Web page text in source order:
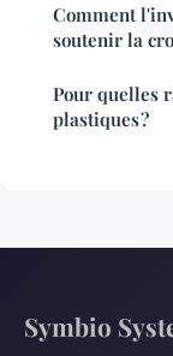
Comment
soutenir la
Pour quelles
plastiques ?
Symbio